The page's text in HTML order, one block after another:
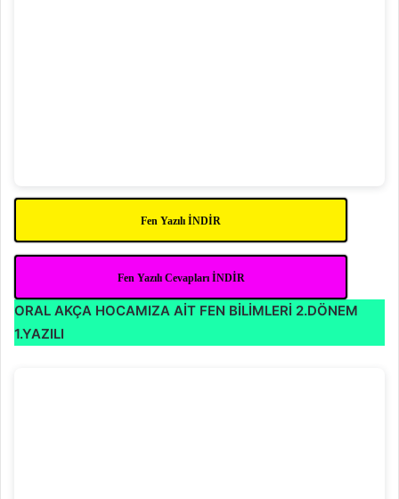
Fen Yazılı İNDİR
Fen Yazılı Cevapları İNDİR
ORAL AKÇA HOCAMIZA AİT FEN BİLİMLERİ 2.DÖNEM
1.YAZILI